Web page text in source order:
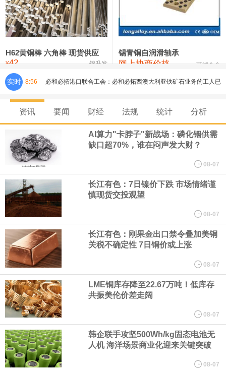
铸造铝合金锭(ZLD104) 24,300—24,500 24,400
压铸锌合金锭 26,500—26,700
氯化镍 38,300—40,300 39,300 0
H62黄铜棒 六角棒 现货供应
¥42 锦升发
锡青铜自润滑轴承
网上协商价格 芜湖合金
实时 8:56 必和必拓港口联合工会：必和必拓西澳大利亚铁矿石业务的工人已
通知，将于8月9日实施24小时停工。
8月7日，宇树科技董事长王兴兴网上路演时表示，报告期内，公司
研发费用金额分别为4,995.18万元、7,001.70万元、14,496.56万
元，最近3年复合增长率达70.36%，呈快速增长趋势，并形成多项
核心技术和知识产权。截至2026年1月31日，公司拥有262项专利权
（含境内发明专利20项）。
纽约期银日内涨4%，现报64.08美元/盎司。
宇树科技董事长、总经理兼首席技术官王兴兴在网上路演时表示，
经过多年研发创新和技术积累，公司逐步形成了包括一体化关节集
成技术、高紧凑度机器人身体集成技术、机器人激光雷达全自研核
心技术等多项已商业化应用的核心技术并已应用于公司的高性能通
资讯 要闻 财经 法规 统计 分析
AI算力"卡脖子"新战场：磷化铟供需
缺口超70%，谁在闷声发大财？
08-07
长江有色：7日镍价下跌 市场情绪谨
慎现货交投观望
08-07
长江有色：刚果金出口禁令叠加美铜
关税不确定性 7日铜价或上涨
08-07
LME铜库存降至22.67万吨！低库存
共振美伦价差走阔
08-07
韩企联手攻坚500Wh/kg固态电池无
人机 海洋场景商业化迎来关键突破
08-07